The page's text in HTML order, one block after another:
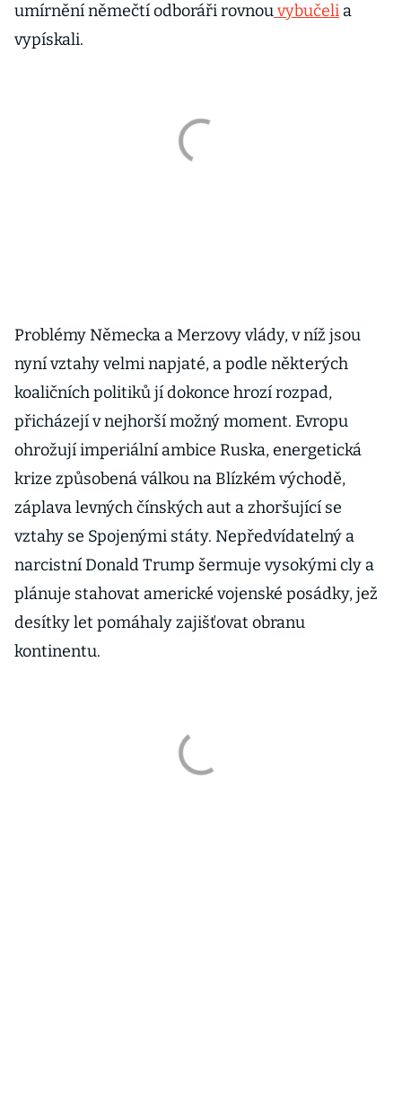
umírnění němečtí odboráři rovnouvybučeli a
vypískali.
Problémy Německa a Merzovy vlády, v níž jsou
nyní vztahy velmi napjaté, a podle některých
koaličních politiků jí dokonce hrozí rozpad,
přicházejí v nejhorší možný moment. Evropu
ohrožují imperiální ambice Ruska, energetická
krize způsobená válkou na Blízkém východě,
záplava levných čínských aut a zhoršující se
vztahy se Spojenými státy. Nepředvídatelný a
narcistní Donald Trump šermuje vysokými cly a
plánuje stahovat americké vojenské posádky, jež
desítky let pomáhaly zajišťovat obranu
kontinentu.